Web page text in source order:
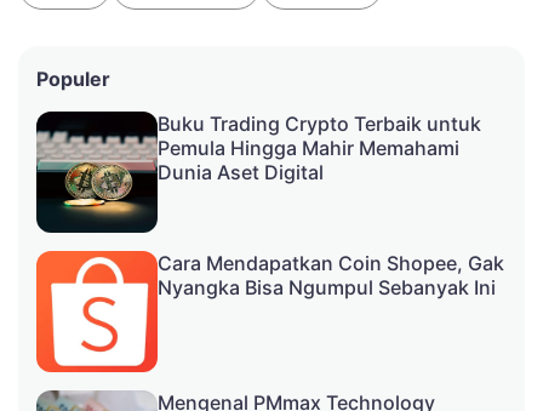
Populer
Buku Trading Crypto Terbaik untuk
Pemula Hingga Mahir Memahami
Dunia Aset Digital
Cara Mendapatkan Coin Shopee, Gak
Nyangka Bisa Ngumpul Sebanyak Ini
Mengenal PMmax Technology